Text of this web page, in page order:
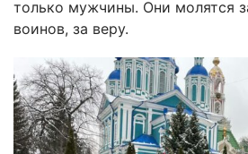
только мужчины. Они молятся
воинов, за веру.